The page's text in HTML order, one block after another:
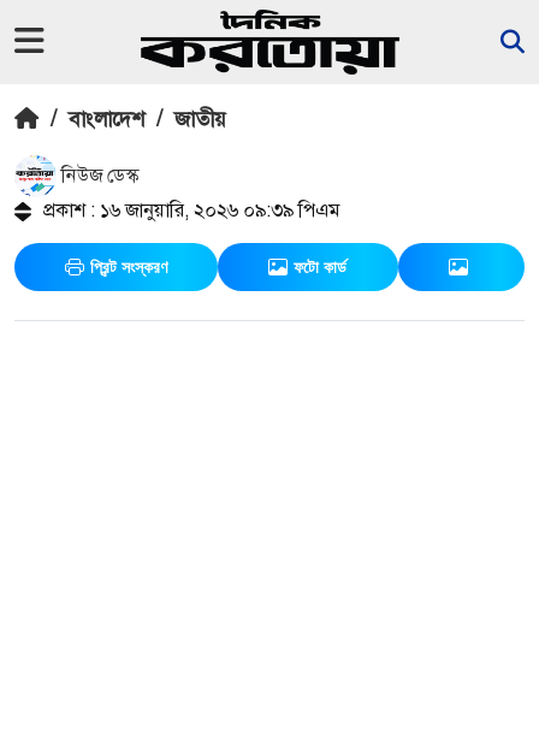
/ বাংলাদেশ / জাতীয়
নিউজ ডেস্ক
প্রকাশ : ১৬ জানুয়ারি, ২০২৬ ০৯:৩৯ পিএম
প্রিন্ট সংস্করণ ফটো কার্ড